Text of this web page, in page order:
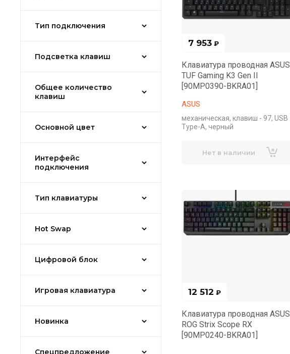
Тип подключения
Подсветка клавиш
Общее количество
клавиш
Основной цвет
Интерфейс
подключения
Тип клавиатуры
Hot Swap
Цифровой блок
Игровая клавиатура
Новинка
Спецпредложение
7 953 ₽
Клавиатура проводная ASUS
TUF Gaming K3 Gen II
[90MP0390-BKRA01]
ASUS
механическая, клавиш - 97, USB
Type-A, черный
Нет в наличии
12 512 ₽
Клавиатура проводная ASUS
ROG Strix Scope RX
[90MP0240-BKRA01]